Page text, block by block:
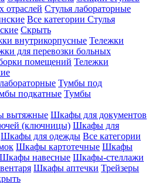
отраслей Стулья лабораторные
Все категории Стулья
Скрыть
внутрикорпусные Тележки
для перевозки больных
помещений Тележки
Тумбы под
подкатные Тумбы
вытяжные Шкафы для документов
(ключницы) Шкафы для
Шкафы для одежды Все категории
Шкафы картотечные Шкафы
Шкафы навесные Шкафы-стеллажи
Шкафы аптечки Трейзеры